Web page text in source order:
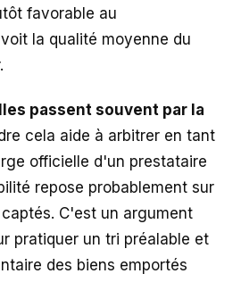
favorable au
la qualité moyenne du
passent souvent par la
cela aide à arbitrer en tant
officielle d'un prestataire
repose probablement sur
C'est un argument
pratiquer un tri préalable et
des biens emportés